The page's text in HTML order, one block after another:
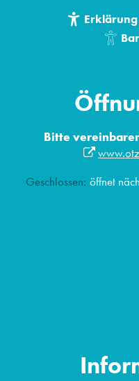
Bitte
Klicken, um weitere
Geschlossen: öffnet